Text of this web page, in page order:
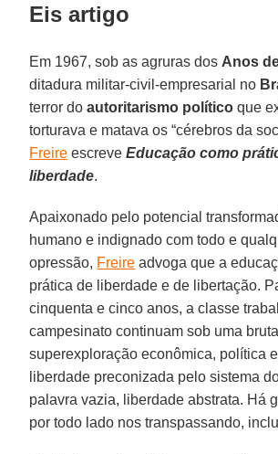
Eis artigo
Em 1967, sob as agruras dos Anos
ditadura militar-civil-empresarial no
terror doautoritarismo político que
torturava e matava os “cérebros da
Freire escreveEducação como
liberdade.
Apaixonado pelo potencial
humano e indignado com todo e
opressão, Freire advoga que a
prática de liberdade e de libertação.
cinquenta e cinco anos, a classe
campesinato continuam sob uma brutal
superexploração econômica, política
liberdade preconizada pelo sistema
palavra vazia, liberdade abstrata. Há
por todo lado nos transpassando,